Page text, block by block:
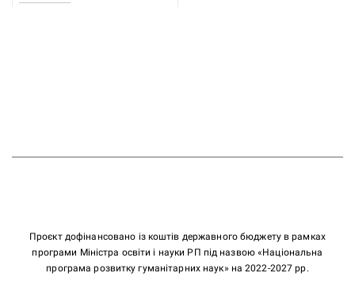
Проєкт дофінансовано із коштів державного бюджету в рамках
програми Міністра освіти і науки РП під назвою «Національна
програма розвитку гуманітарних наук» на 2022-2027 рр.